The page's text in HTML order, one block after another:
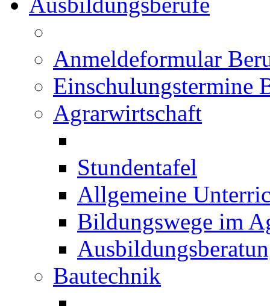
Anmeldeformular
Einschulungstermine
Agrarwirtschaft
Stundentafel
Allgemeine
Bildungswege im
Bautechnik